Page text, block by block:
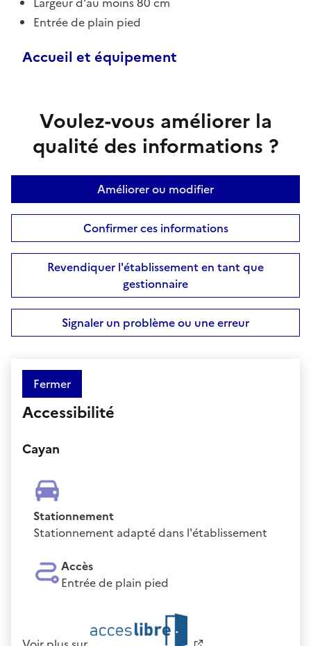
Entrée de plain pied
Accueil et équipement
Voulez-vous améliorer la
qualité des informations ?
Améliorer ou modifier
Confirmer ces informations
Revendiquer l'établissement en tant que
gestionnaire
Signaler un problème ou une erreur
Fermer
Accessibilité
Cayan
Stationnement
Stationnement adapté dans l'établissement
Accès
Entrée de plain pied